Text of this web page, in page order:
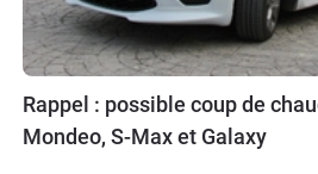
Rappel : possible coup de
Mondeo, S-Max et Galaxy